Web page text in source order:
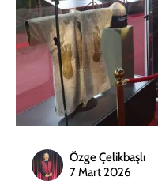
Özge Çelikbaşlı
7 Mart 2026